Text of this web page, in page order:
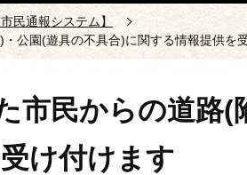
民通報システム】
公園(遊具の不具合)に関する情報提供を
市民からの道路
け付けます